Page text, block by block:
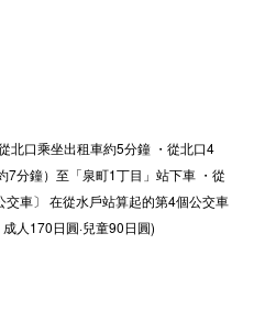
北口乘坐出租車約5分鐘 ・從北口4
7分鐘）至「泉町1丁目」站下車 ・從
車〕 在從水戶站算起的第4個公交車
人170日圓·兒童90日圓)